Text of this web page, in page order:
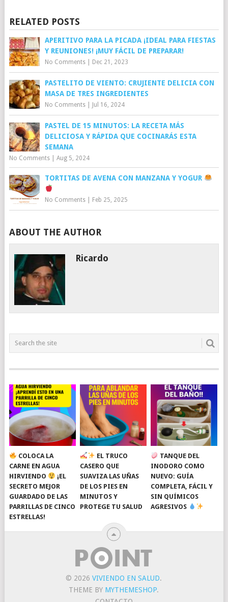
RELATED POSTS
APERITIVO PARA LA PICADA ¡IDEAL PARA FIESTAS
Y REUNIONES! ¡MUY FÁCIL DE PREPARAR!
No Comments| Dec 21, 2023
PASTELITO DE VIENTO: CRUJIENTE DELICIA CON
MASA DE TRES INGREDIENTES
No Comments| Jul 16, 2024
PASTEL DE 15 MINUTOS: LA RECETA MÁS
DELICIOSA Y RÁPIDA QUE COCINARÁS ESTA
SEMANA
No Comments| Aug 5, 2024
TORTITAS DE AVENA CON MANZANA Y YOGUR
No Comments| Feb 25, 2025
ABOUT THE AUTHOR
Ricardo
COLOCA LA
CARNE EN AGUA
HIRVIENDO
¡EL
SECRETO MEJOR
GUARDADO DE LAS
PARRILLAS DE CINCO
ESTRELLAS!
EL TRUCO
CASERO QUE
SUAVIZA LAS UÑAS
DE LOS PIES EN
MINUTOS Y
PROTEGE TU SALUD
TANQUE DEL
INODORO COMO
NUEVO: GUÍA
COMPLETA, FÁCIL Y
SIN QUÍMICOS
AGRESIVOS
© 2026VIVIENDO EN SALUD.
THEME BY MYTHEMESHOP.